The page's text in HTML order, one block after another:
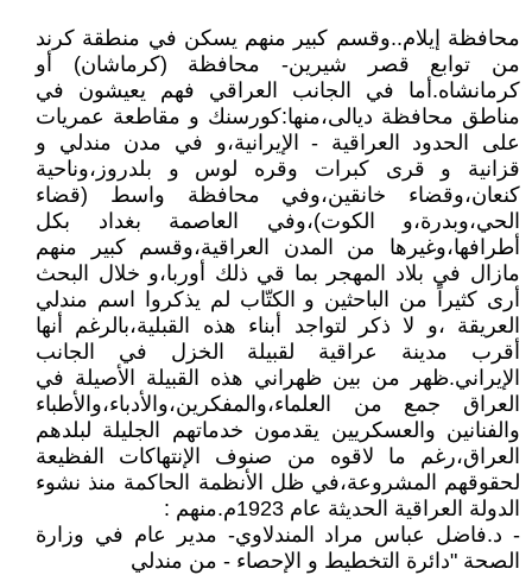
محافظة إيلام..وقسم كبير منهم يسكن في منطقة كرند
من توابع قصر شيرين- محافظة (كرماشان) أو
كرمانشاه.أما في الجانب العراقي فهم يعيشون في
مناطق محافظة ديالى،منها:كورسنك و مقاطعة عمريات
على الحدود العراقية - الإيرانية،و في مدن مندلي و
قزانية و قرى كبرات وقره لوس و بلدروز،وناحية
كنعان،وقضاء خانقين،وفي محافظة واسط (قضاء
الحي،وبدرة،و الكوت)،وفي العاصمة بغداد بكل
أطرافها،وغيرها من المدن العراقية،وقسم كبير منهم
مازال في بلاد المهجر بما قي ذلك أوربا،و خلال البحث
أرى كثيراً من الباحثين و الكتّاب لم يذكروا اسم مندلي
العريقة ،و لا ذكر لتواجد أبناء هذه القبلية،بالرغم أنها
أقرب مدينة عراقية لقبيلة الخزل في الجانب
الإيراني.ظهر من بين ظهراني هذه القبيلة الأصيلة في
العراق جمع من العلماء،والمفكرين،والأدباء،والأطباء
والفنانين والعسكريين يقدمون خدماتهم الجليلة لبلدهم
العراق،رغم ما لاقوه من صنوف الإنتهاكات الفظيعة
لحقوقهم المشروعة،في ظل الأنظمة الحاكمة منذ نشوء
الدولة العراقية الحديثة عام 1923م.منهم :
- د.فاضل عباس مراد المندلاوي- مدير عام في وزارة
الصحة "دائرة التخطيط و الإحصاء - من مندلي